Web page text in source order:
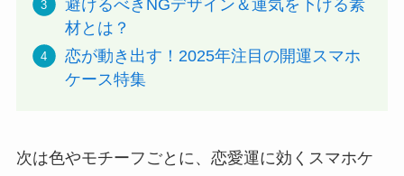
避けるべきNGデザイン＆運気を下げる素
材とは？
恋が動き出す！2025年注目の開運スマホ
ケース特集
次は色やモチーフごとに、恋愛運に効くスマホケ